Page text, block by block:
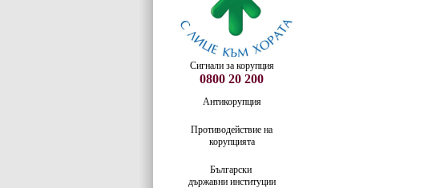
Сигнали за корупция
0800 20 200
Антикорупция
Противодействие на
корупцията
Български
държавни институции